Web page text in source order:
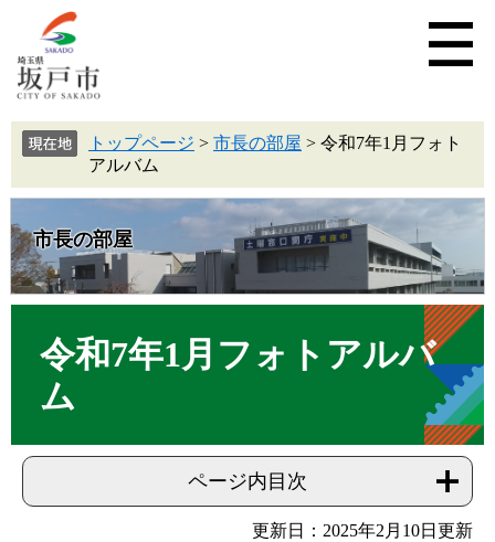
トップページ > 市長の部屋 > 令和7年1月フォト
アルバム
市長の部屋
令和7年1月フォトアルバ
ム
ページ内目次
更新日：2025年2月10日更新